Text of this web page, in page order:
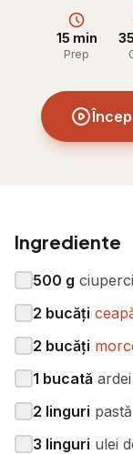
15 min
Prep
Ingrediente
500 g
2 bucăți
2 bucăți
1 bucată
2 linguri
3 linguri ulei